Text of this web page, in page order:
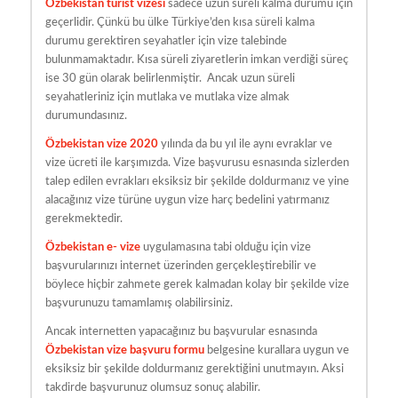
Özbekistan turist vizesi sadece uzun süreli kalma durumu için
geçerlidir. Çünkü bu ülke Türkiye’den kısa süreli kalma
durumu gerektiren seyahatler için vize talebinde
bulunmamaktadır. Kısa süreli ziyaretlerin imkan verdiği süreç
ise 30 gün olarak belirlenmiştir. Ancak uzun süreli
seyahatleriniz için mutlaka ve mutlaka vize almak
durumundasınız.
Özbekistan vize 2020 yılında da bu yıl ile aynı evraklar ve
vize ücreti ile karşımızda. Vize başvurusu esnasında sizlerden
talep edilen evrakları eksiksiz bir şekilde doldurmanız ve yine
alacağınız vize türüne uygun vize harç bedelini yatırmanız
gerekmektedir.
Özbekistan e- vize uygulamasına tabi olduğu için vize
başvurularınızı internet üzerinden gerçekleştirebilir ve
böylece hiçbir zahmete gerek kalmadan kolay bir şekilde vize
başvurunuzu tamamlamış olabilirsiniz.
Ancak internetten yapacağınız bu başvurular esnasında
Özbekistan vize başvuru formu belgesine kurallara uygun ve
eksiksiz bir şekilde doldurmanız gerektiğini unutmayın. Aksi
takdirde başvurunuz olumsuz sonuç alabilir.